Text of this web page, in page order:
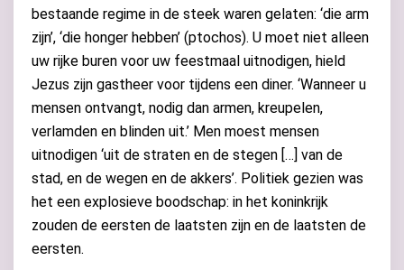
bestaande regime in de steek waren gelaten: ‘die arm
zijn’, ‘die honger hebben’ (ptochos). U moet niet alleen
uw rijke buren voor uw feestmaal uitnodigen, hield
Jezus zijn gastheer voor tijdens een diner. ‘Wanneer u
mensen ontvangt, nodig dan armen, kreupelen,
verlamden en blinden uit.’ Men moest mensen
uitnodigen ‘uit de straten en de stegen […] van de
stad, en de wegen en de akkers’. Politiek gezien was
het een explosieve boodschap: in het koninkrijk
zouden de eersten de laatsten zijn en de laatsten de
eersten.